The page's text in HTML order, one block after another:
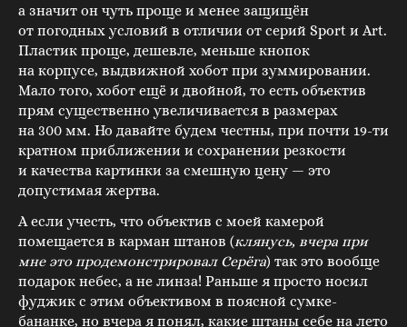
а значит он чуть проще и менее защищён
от погодных условий в отличии от серий Sport и Art.
Пластик проще, дешевле, меньше кнопок
на корпусе, выдвижной хобот при зуммировании.
Мало того, хобот ещё и двойной, то есть объектив
прям существенно увеличивается в размерах
на 300 мм. Но давайте будем честны, при почти 19-ти
кратном приближении и сохранении резкости
и качества картинки за смешную цену — это
допустимая жертва.
А если учесть, что объектив с моей камерой
помещается в карман штанов (клянусь, вчера при
мне это продемонстрировал Серёга) так это вообще
подарок небес, а не линза! Раньше я просто носил
фуджик с этим объективом в поясной сумке-
бананке, но вчера я понял, какие штаны себе на лето